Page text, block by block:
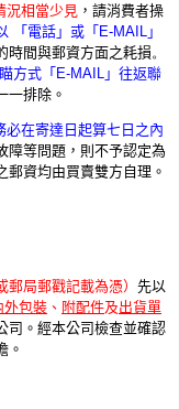
況相當少見 ，請消費者操
「電話」或「E-MAIL」
時間與郵資方面之耗損 。
方式 「E-MAIL」往返聯
一排除。
必在寄達日起算七日之內
障等問題，則不予認定為
資均由買賣雙方自理。
郵局郵戳記載為憑） 先以
外包裝 、 附配件及出貨單
司 。經本公司檢查並確認
。